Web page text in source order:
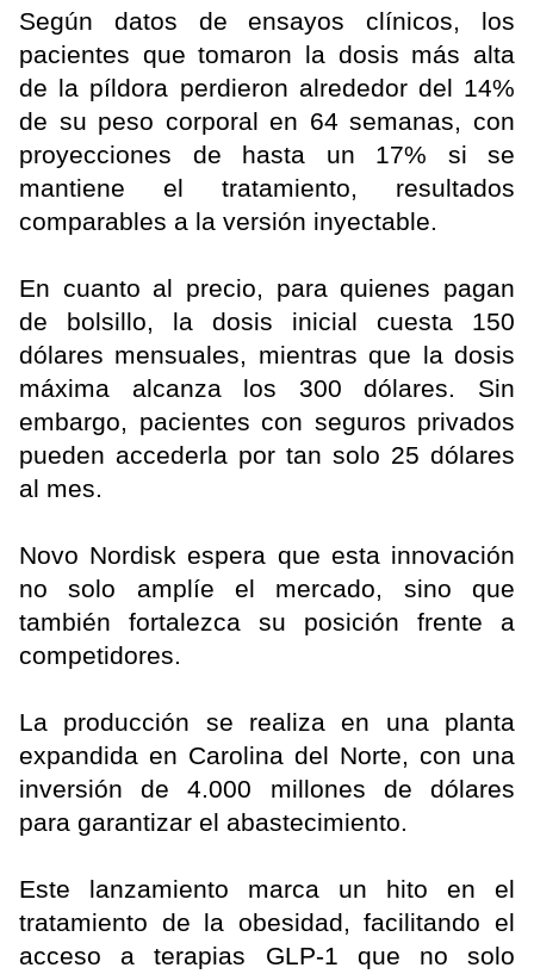
Según datos de ensayos clínicos, los
pacientes que tomaron la dosis más alta
de la píldora perdieron alrededor del 14%
de su peso corporal en 64 semanas, con
proyecciones de hasta un 17% si se
mantiene el tratamiento, resultados
comparables a la versión inyectable.
En cuanto al precio, para quienes pagan
de bolsillo, la dosis inicial cuesta 150
dólares mensuales, mientras que la dosis
máxima alcanza los 300 dólares. Sin
embargo, pacientes con seguros privados
pueden accederla por tan solo 25 dólares
al mes.
Novo Nordisk espera que esta innovación
no solo amplíe el mercado, sino que
también fortalezca su posición frente a
competidores.
La producción se realiza en una planta
expandida en Carolina del Norte, con una
inversión de 4.000 millones de dólares
para garantizar el abastecimiento.
Este lanzamiento marca un hito en el
tratamiento de la obesidad, facilitando el
acceso a terapias GLP-1 que no solo